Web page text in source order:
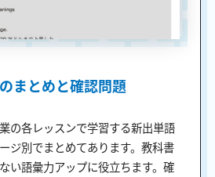
まとめと確認問題
の各レッスンで学習する新出単語
ジ別でまとめてあります。教科書
い語彙力アップに役立ちます。確